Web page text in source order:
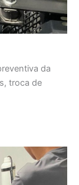
da
troca de